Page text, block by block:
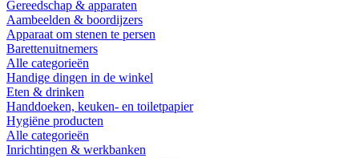
Gereedschap & apparaten
Aambeelden & boordijzers
Apparaat om stenen te persen
Barettenuitnemers
Alle categorieën
Handige dingen in de winkel
Eten & drinken
Handdoeken, keuken- en toiletpapier
Hygiëne producten
Alle categorieën
Inrichtingen & werkbanken